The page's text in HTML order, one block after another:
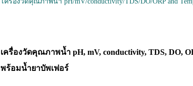
เครื่องวัดคุณภาพน้ำ pH, mV, conductivity, TDS, DO,
พร้อมน้ำยาบัพเฟอร์